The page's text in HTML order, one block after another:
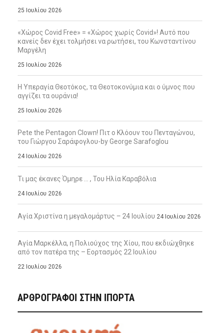
25 Ιουλίου 2026
«Χώρος Covid Free» = «Χώρος χωρίς Covid»! Αυτό που
κανείς δεν έχει τολμήσει να ρωτήσει, του Κωνσταντίνου
Μαργέλη
25 Ιουλίου 2026
Η Υπεραγία Θεοτόκος, τα Θεοτοκονύμια και ο ύμνος που
αγγίζει τα ουράνια!
25 Ιουλίου 2026
Pete the Pentagon Clown! Πιτ ο Κλόουν του Πενταγώνου,
του Γιώργου Σαράφογλου-by George Sarafoglou
24 Ιουλίου 2026
Τι μας έκανες Όμηρε … , Του Ηλία Καραβόλια
24 Ιουλίου 2026
Αγία Χριστίνα η μεγαλομάρτυς – 24 Ιουλίου 24 Ιουλίου 2026
Αγία Μαρκέλλα, η Πολιούχος της Χίου, που εκδιώχθηκε
από τον πατέρα της – Εορτασμός 22 Ιουλίου
22 Ιουλίου 2026
ΑΡΘΡΟΓΡΑΦΟΙ ΣΤΗΝ IΠΟΡΤΑ